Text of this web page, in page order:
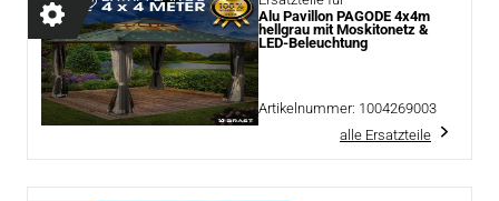
Alu Pavillon PAGODE 4x4m
hellgrau mit Moskitonetz &
LED-Beleuchtung
Artikelnummer: 1004269003
alle Ersatzteile